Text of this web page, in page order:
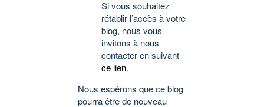
Si vous souhaitez
rétablir l’accès à votre
blog, nous vous
invitons à nous
contacter en suivant
ce lien.
Nous espérons que ce blog
pourra être de nouveau